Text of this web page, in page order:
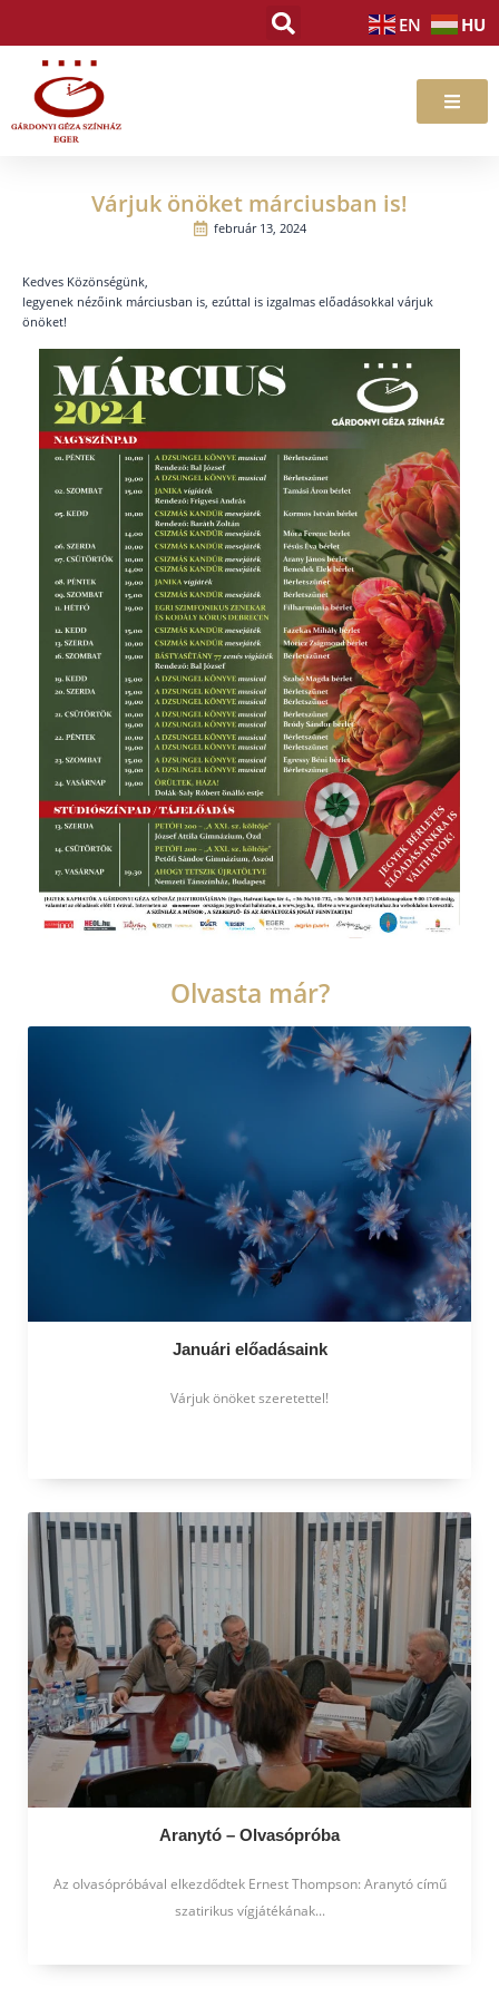
content
EN HU
Várjuk önöket márciusban is!
február 13, 2024
Kedves Közönségünk,
legyenek nézőink márciusban is, ezúttal is izgalmas előadásokkal várjuk
önöket!
Januári előadásaink
Várjuk önöket szeretettel!
Aranytó – Olvasópróba
Az olvasópróbával elkezdődtek Ernest Thompson: Aranytó című
szatirikus vígjátékának...
Olvasta már?